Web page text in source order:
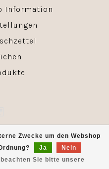
Zwecke um den Webshop
Ja
Nein
Sie bitte unsere
Information
byLightspeed- Theme by